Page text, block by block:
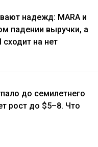
надежд: MARA и
падении выручки, а
на нет
до семилетнего
рост до $5–8. Что